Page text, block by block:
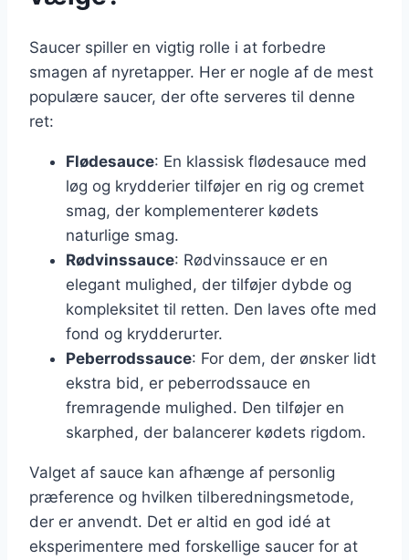
Saucer spiller en vigtig rolle i at forbedre
smagen af nyretapper. Her er nogle af de mest
populære saucer, der ofte serveres til denne
ret:
Flødesauce: En klassisk flødesauce med
løg og krydderier tilføjer en rig og cremet
smag, der komplementerer kødets
naturlige smag.
Rødvinssauce: Rødvinssauce er en
elegant mulighed, der tilføjer dybde og
kompleksitet til retten. Den laves ofte med
fond og krydderurter.
Peberrodssauce: For dem, der ønsker lidt
ekstra bid, er peberrodssauce en
fremragende mulighed. Den tilføjer en
skarphed, der balancerer kødets rigdom.
Valget af sauce kan afhænge af personlig
præference og hvilken tilberedningsmetode,
der er anvendt. Det er altid en god idé at
eksperimentere med forskellige saucer for at